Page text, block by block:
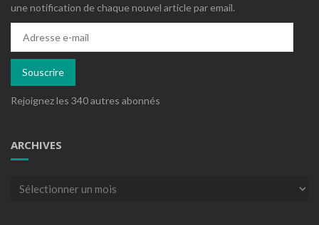
une notification de chaque nouvel article par email.
mail
Souscrire
Rejoignez les 340 autres abonnés
ARCHIVES
Archives